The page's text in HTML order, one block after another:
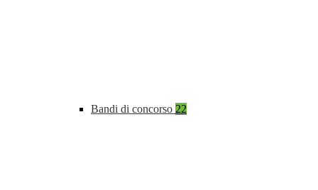
Bandi di concorso 22